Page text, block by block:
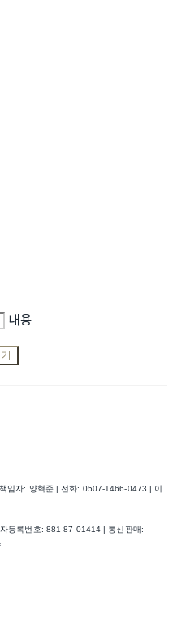
내용
임자: 양혁준 | 전화: 0507-1466-0473 | 이
등록번호: 881-87-01414 | 통신판매: